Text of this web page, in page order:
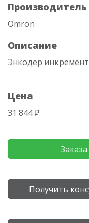
Производитель
Omron
Описание
Энкодер
Цена
31 844 ₽
Получить